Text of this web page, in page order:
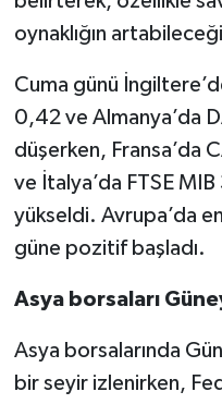
oynaklığın
Cuma günü
0,42 ve Almanya’da
düşerken, Fransa’da
ve İtalya’da FTSE
yükseldi. Avrupa’da
güne pozitif başladı.
Asya borsaları
Asya borsalarında
bir seyir izlenirken,